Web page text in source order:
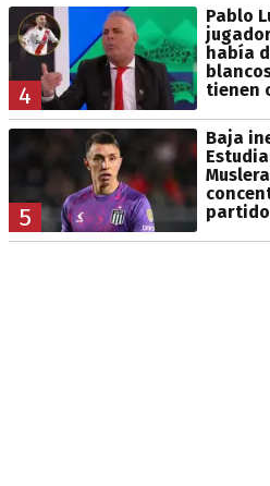
4
Pablo
había
tienen
5
Baja